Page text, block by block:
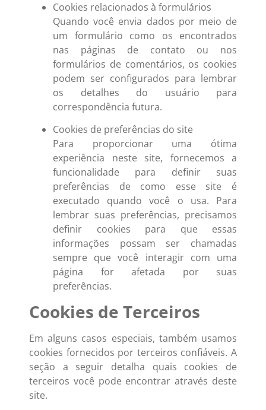
Cookies relacionados à formulários
Quando você envia dados por meio de
um formulário como os encontrados
nas páginas de contato ou nos
formulários de comentários, os cookies
podem ser configurados para lembrar
os detalhes do usuário para
correspondência futura.
Cookies de preferências do site
Para proporcionar uma ótima
experiência neste site, fornecemos a
funcionalidade para definir suas
preferências de como esse site é
executado quando você o usa. Para
lembrar suas preferências, precisamos
definir cookies para que essas
informações possam ser chamadas
sempre que você interagir com uma
página for afetada por suas
preferências.
Cookies de Terceiros
Em alguns casos especiais, também usamos
cookies fornecidos por terceiros confiáveis. A
seção a seguir detalha quais cookies de
terceiros você pode encontrar através deste
site.